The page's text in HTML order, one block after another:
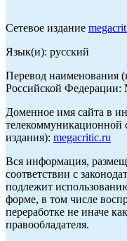
Сетевое издание
Язык(и): русский
Перевод наименования
Российской Федерации:
Доменное имя сайта в
телекоммуникационной
издания): megacritic.ru
Вся информация,
соответствии с
подлежит
форме, в том числе
переработке не иначе
правообладателя.